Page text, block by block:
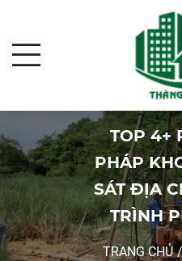
TOP 4+
PHÁP
SÁT ĐỊA
TRÌNH
TRANG CHỦ